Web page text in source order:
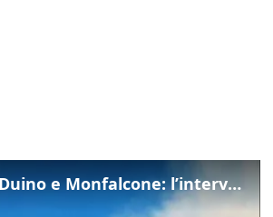
Incendio tra Duino e Monfalcone: l’intervento dei vigili del fuoco